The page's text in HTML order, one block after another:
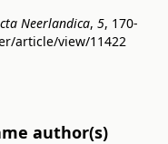
Neerlandica, 5, 170-
article/view/11422
author(s)